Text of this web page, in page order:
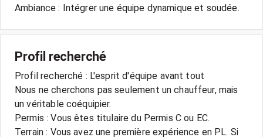
Profil recherché
Profil recherché : L'esprit d'équipe avant tout
Nous ne cherchons pas seulement un chauffeur, mais
un véritable coéquipier.
Permis : Vous êtes titulaire du Permis C ou EC.
Terrain : Vous avez une première expérience en PL. Si